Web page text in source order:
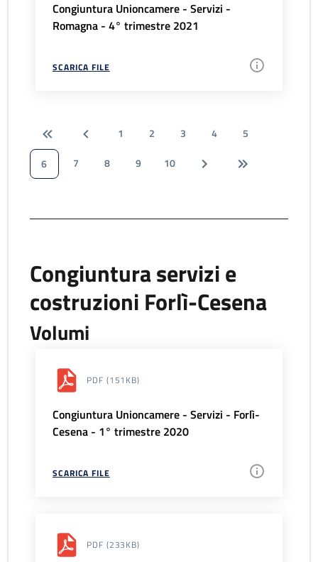
Congiuntura Unioncamere - Servizi -
Romagna - 4° trimestre 2021
SCARICA FILE
1 2 3 4
5
6
7 8 9 10
Congiuntura servizi e
costruzioni Forlì-Cesena
Volumi
PDF (151KB)
Congiuntura Unioncamere - Servizi - Forlì-
Cesena - 1° trimestre 2020
SCARICA FILE
PDF (233KB)